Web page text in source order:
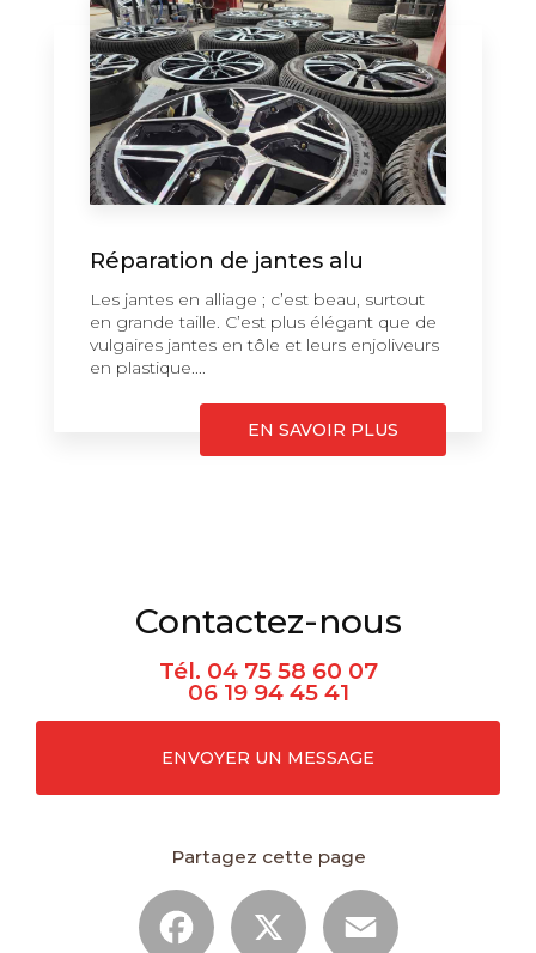
Réparation de jantes alu
Les jantes en alliage ; c’est beau, surtout
en grande taille. C’est plus élégant que de
vulgaires jantes en tôle et leurs enjoliveurs
en plastique....
EN SAVOIR PLUS
Contactez-nous
Tél. 04 75 58 60 07
06 19 94 45 41
ENVOYER UN MESSAGE
Partagez cette page
Facebook